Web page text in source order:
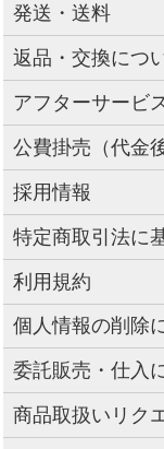
発送・送料
返品・交換につ
アフターサービ
公費掛売（代金
採用情報
特定商取引法に
利用規約
個人情報の削除
委託販売・仕入
商品取扱いリク